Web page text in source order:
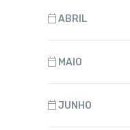
ABRIL
MAIO
JUNHO